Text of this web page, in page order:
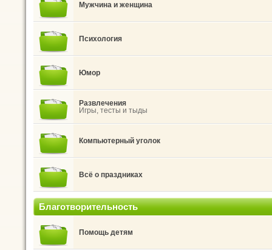
Мужчина и женщина
Психология
Юмор
Развлечения
Игры, тесты и тыды
Компьютерный уголок
Всё о праздниках
Благотворительность
Помощь детям